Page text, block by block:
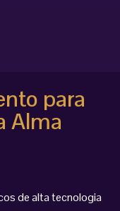
para
Alma
de alta tecnologia